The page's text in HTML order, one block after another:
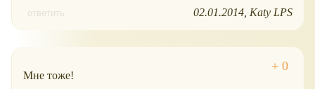
ответить 02.01.2014 Katy LPS
Мне тоже!